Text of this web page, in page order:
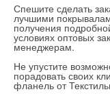
Спешите сделать
лучшими
получения
условиях оптовых
менеджерам.
Не упустите
порадовать своих
фланель от